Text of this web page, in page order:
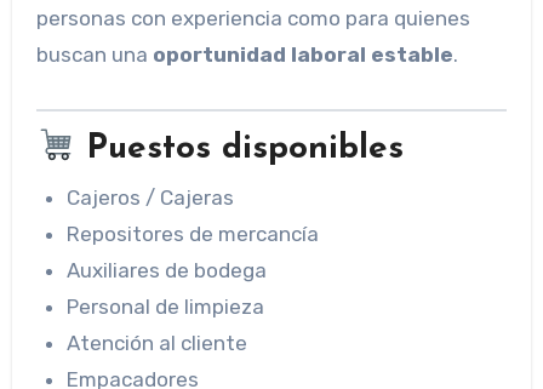
personas con experiencia como para quienes
buscan una oportunidad laboral estable.
Puestos disponibles
Cajeros / Cajeras
Repositores de mercancía
Auxiliares de bodega
Personal de limpieza
Atención al cliente
Empacadores